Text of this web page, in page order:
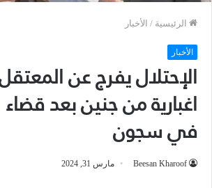
الرئيسية / الأخبار
الأخبار
الإحتلال يفرج عن
في سجون
Beesan Kharoof مارس 31, 2024